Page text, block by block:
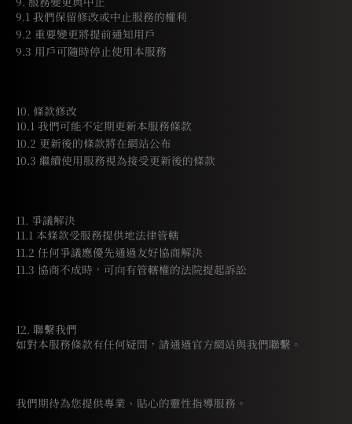
9.1 我們保留修改或中止服務的權利
9.2 重要變更將提前通知用戶
9.3 用戶可隨時停止使用本服務
10. 條款修改
10.1 我們可能不定期更新本服務條款
10.2 更新後的條款將在網站公布
10.3 繼續使用服務視為接受更新後的條款
11. 爭議解決
11.1 本條款受服務提供地法律管轄
11.2 任何爭議應優先通過友好協商解決
11.3 協商不成時，可向有管轄權的法院提起訴訟
12. 聯繫我們
如對本服務條款有任何疑問，請通過官方網站與我們聯繫。
我們期待為您提供專業、貼心的靈性指導服務。